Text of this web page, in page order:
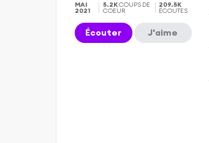
MAI
2021
5.2KCOUPS DE
COEUR
209.5K
ÉCOUTES
Écouter J'aime